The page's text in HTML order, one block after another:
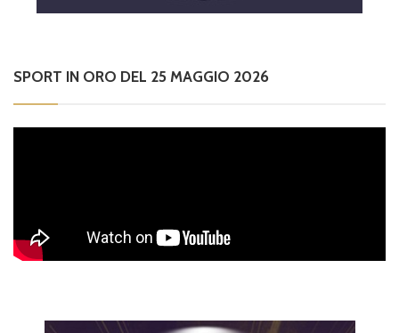
SPORT IN ORO DEL 25 MAGGIO 2026